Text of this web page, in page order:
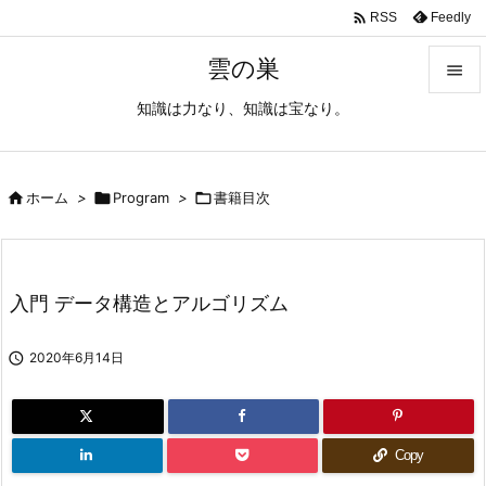
雲の巣
知識は力なり、知識は宝なり。

 RSS Feedly
ホーム > Program > 書籍目次
入門 データ構造とアルゴリズム
 2020年6月14日
Copy